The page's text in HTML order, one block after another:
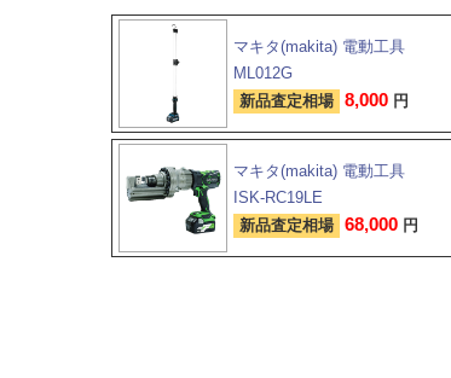
マキタ(makita) 電動工具
ML012G
新品査定相場 8,000 円
マキタ(makita) 電動工具
ISK-RC19LE
新品査定相場 68,000 円